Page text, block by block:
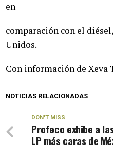
en
comparación con el
Unidos.
Con información de Xeva
NOTICIAS RELACIONADAS
DON'T MISS
Profeco exhibe a
LP más caras de